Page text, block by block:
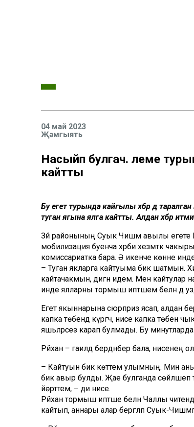
04 май 2023
Җәмгыять
Насыйп булгач. Үлеме
кайтты
Бу егет турында кайгылы хәбәр дә
туган ягына ялга кайтты. Алдан хәбәр
Зәй районының Суык Чишмә авылы егете
мобилизация буенча хәрби хезмәткә
комиссариатка бара. Ә икенче көнне
– Туган якларга кайтуыма бик шатмын.
кайтачакмын, дигән идем. Менә
инде ялларны тормыш иптәшем белән дә
Егет якыннарына сюрприз ясап, алдан
капка төбендә күргәч, әнисе капка
яшьләрсез карап булмады. Бу
Рәйхан – гаиләдә бердәнбер бала, әнисенең
– Кайтуын бик көттем улымның. Мин аны
бик авыр булды. Җае булганда
йөрттем, – ди әнисе.
Рәйхан тормыш иптәше белән Чаллы
кайтып, аннары алар бергәләп Суык-